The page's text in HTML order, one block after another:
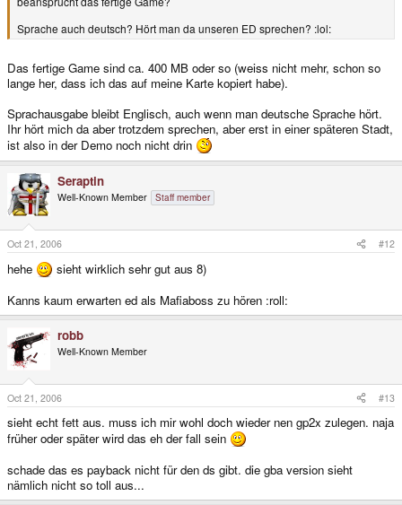
Sprache auch deutsch? Hört man da unseren ED sprechen? :lol:
Das fertige Game sind ca. 400 MB oder so (weiss nicht mehr, schon so
lange her, dass ich das auf meine Karte kopiert habe).
Sprachausgabe bleibt Englisch, auch wenn man deutsche Sprache hört.
Ihr hört mich da aber trotzdem sprechen, aber erst in einer späteren Stadt,
ist also in der Demo noch nicht drin
Seraptin
Well-Known Member Staff member
Oct 21, 2006 #12
hehe
sieht wirklich sehr gut aus 8)
Kanns kaum erwarten ed als Mafiaboss zu hören :roll:
robb
Well-Known Member
Oct 21, 2006 #13
sieht echt fett aus. muss ich mir wohl doch wieder nen gp2x zulegen. naja
früher oder später wird das eh der fall sein
schade das es payback nicht für den ds gibt. die gba version sieht
nämlich nicht so toll aus...